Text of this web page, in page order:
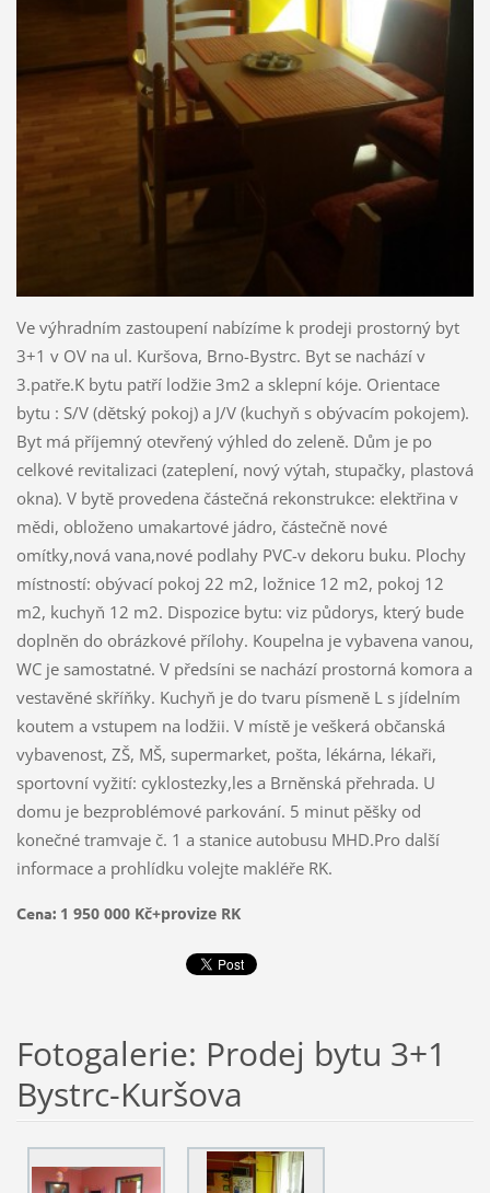
Ve výhradním zastoupení nabízíme k prodeji prostorný byt
3+1 v OV na ul. Kuršova, Brno-Bystrc. Byt se nachází v
3.patře.K bytu patří lodžie 3m2 a sklepní kóje. Orientace
bytu : S/V (dětský pokoj) a J/V (kuchyň s obývacím pokojem).
Byt má příjemný otevřený výhled do zeleně. Dům je po
celkové revitalizaci (zateplení, nový výtah, stupačky, plastová
okna). V bytě provedena částečná rekonstrukce: elektřina v
mědi, obloženo umakartové jádro, částečně nové
omítky,nová vana,nové podlahy PVC-v dekoru buku. Plochy
místností: obývací pokoj 22 m2, ložnice 12 m2, pokoj 12
m2, kuchyň 12 m2. Dispozice bytu: viz půdorys, který bude
doplněn do obrázkové přílohy. Koupelna je vybavena vanou,
WC je samostatné. V předsíni se nachází prostorná komora a
vestavěné skříňky. Kuchyň je do tvaru písmeně L s jídelním
koutem a vstupem na lodžii. V místě je veškerá občanská
vybavenost, ZŠ, MŠ, supermarket, pošta, lékárna, lékaři,
sportovní vyžití: cyklostezky,les a Brněnská přehrada. U
domu je bezproblémové parkování. 5 minut pěšky od
konečné tramvaje č. 1 a stanice autobusu MHD.Pro další
informace a prohlídku volejte makléře RK.
Cena: 1 950 000 Kč+provize RK
Fotogalerie: Prodej bytu 3+1
Bystrc-Kuršova